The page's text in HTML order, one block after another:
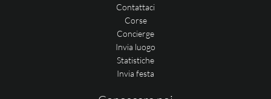
Contattaci
Corse
Concierge
Invia luogo
Statistiche
Invia festa